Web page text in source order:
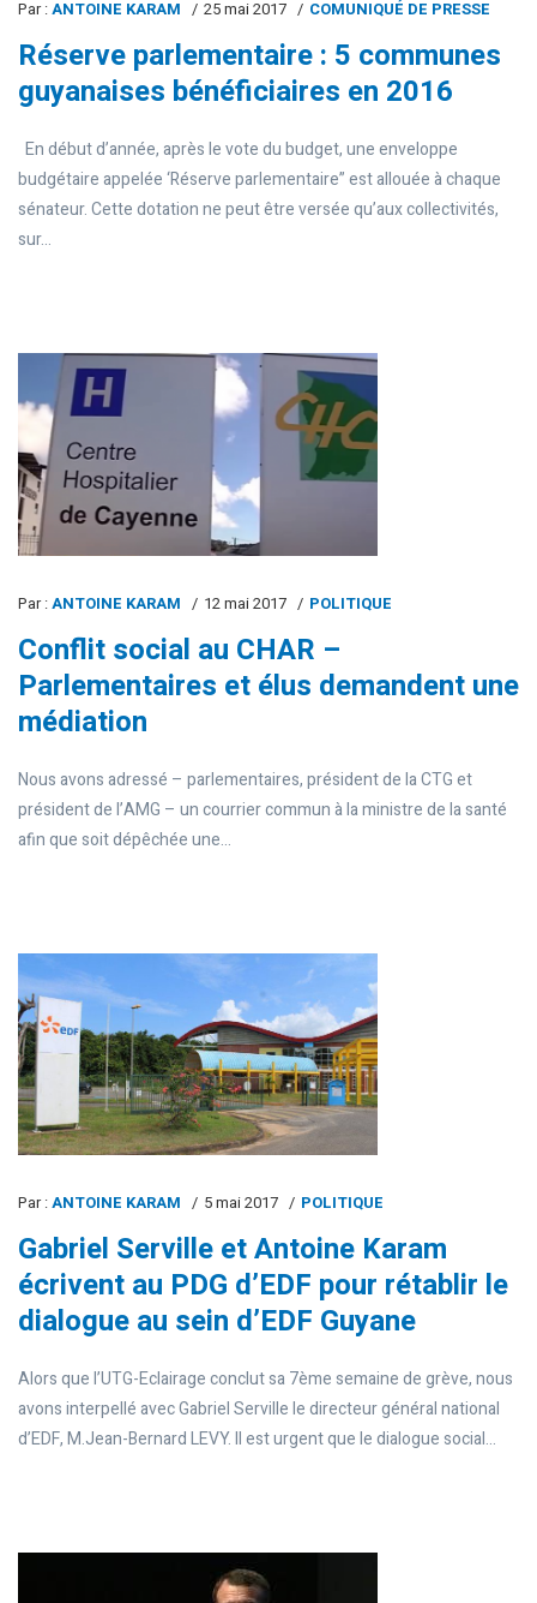
Par :ANTOINE KARAM 25 mai 2017 COMUNIQUÉ DE PRESSE
Réserve parlementaire : 5 communes
guyanaises bénéficiaires en 2016
En début d’année, après le vote du budget, une enveloppe
budgétaire appelée ‘Réserve parlementaire” est allouée à chaque
sénateur. Cette dotation ne peut être versée qu’aux collectivités,
sur...
Par :ANTOINE KARAM 12 mai 2017 POLITIQUE
Conflit social au CHAR –
Parlementaires et élus demandent une
médiation
Nous avons adressé – parlementaires, président de la CTG et
président de l’AMG – un courrier commun à la ministre de la santé
afin que soit dépêchée une...
Par :ANTOINE KARAM 5 mai 2017 POLITIQUE
Gabriel Serville et Antoine Karam
écrivent au PDG d’EDF pour rétablir le
dialogue au sein d’EDF Guyane
Alors que l’UTG-Eclairage conclut sa 7ème semaine de grève, nous
avons interpellé avec Gabriel Serville le directeur général national
d’EDF, M.Jean-Bernard LEVY. Il est urgent que le dialogue social...